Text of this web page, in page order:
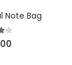
Note Bag
of 5